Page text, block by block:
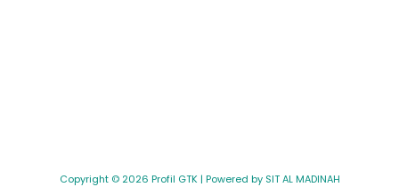
Copyright © 2026 Profil GTK | Powered by SIT AL MADINAH